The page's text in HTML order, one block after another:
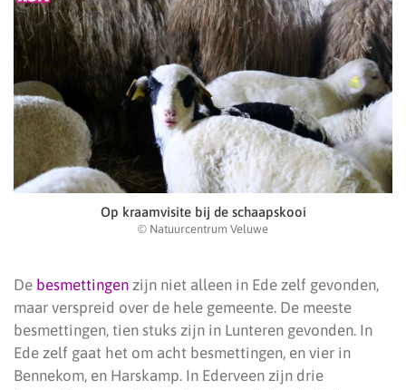
Op kraamvisite bij de schaapskooi
© Natuurcentrum Veluwe
De besmettingen zijn niet alleen in Ede zelf gevonden,
maar verspreid over de hele gemeente. De meeste
besmettingen, tien stuks zijn in Lunteren gevonden. In
Ede zelf gaat het om acht besmettingen, en vier in
Bennekom, en Harskamp. In Ederveen zijn drie